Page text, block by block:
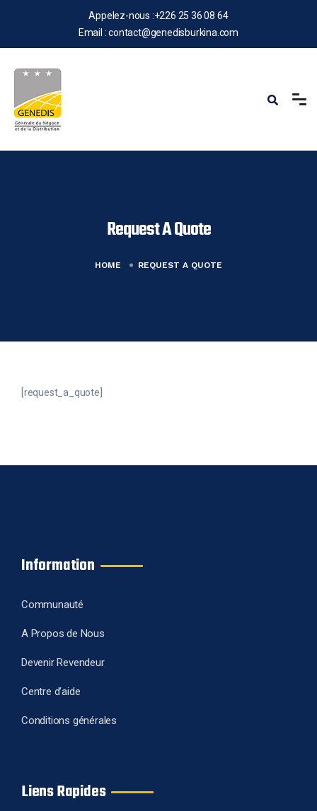
Appelez-nous :+226 25 36 08 64
Email :contact@genedisburkina.com
Request A Quote
HOME REQUEST A QUOTE
[request_a_quote]
Information
Communauté
A Propos de Nous
Devenir Revendeur
Centre d’aide
Conditions générales
Liens Rapides